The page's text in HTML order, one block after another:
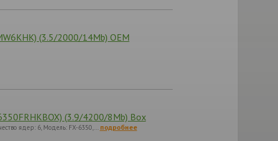
(3.5/2000/14Mb) OEM
(3.9/4200/8Mb) Box
ядер: 6, Модель: FX-6350,… подробнее